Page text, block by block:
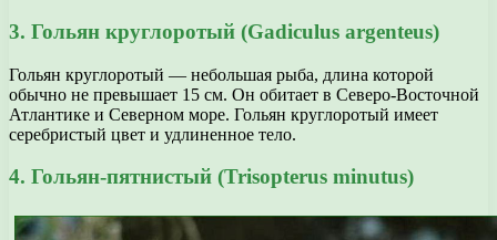
3. Гольян круглоротый (Gadiculus argenteus)
Гольян круглоротый — небольшая рыба, длина которой
обычно не превышает 15 см. Он обитает в Северо-Восточной
Атлантике и Северном море. Гольян круглоротый имеет
серебристый цвет и удлиненное тело.
4. Гольян-пятнистый (Trisopterus minutus)